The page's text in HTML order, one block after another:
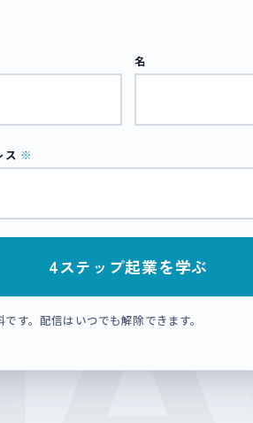
名
ス
す。配信はいつでも解除できます。